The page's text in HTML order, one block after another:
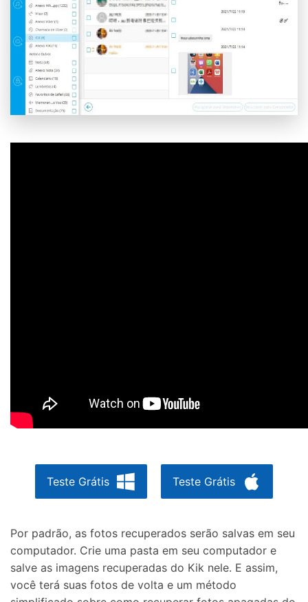
Teste Grátis Teste Grátis
Por padrão, as fotos recuperados serão salvas em seu
computador. Crie uma pasta em seu computador e
salve as imagens recuperadas do Kik nele. E assim,
você terá suas fotos de volta e um método